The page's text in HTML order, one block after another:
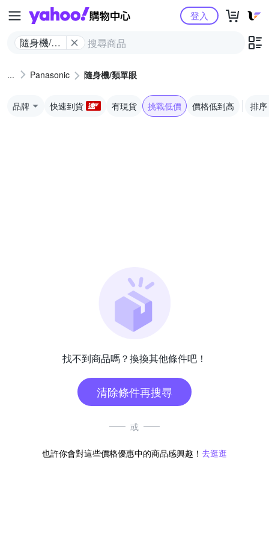
Yahoo購物中心
隨身機/類
登入
Panasonic 隨身機/類單眼
品牌 快速到貨 有現貨 挑戰低價 價格低到高 排序
找不到商品嗎？換換其他條件吧！
清除條件再搜尋
或
也許你會對這些價格優惠中的商品感興趣！ 去逛逛